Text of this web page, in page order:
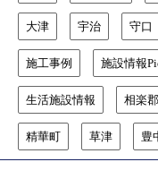
大津 宇治 守口
施工事例 施設情報
生活施設情報 相楽
精華町 草津 豊